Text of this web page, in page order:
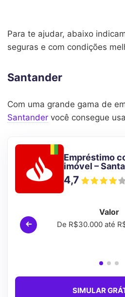
Para te ajudar, abaixo
seguras e com condições
Santander
Com uma grande gama de
Santander você consegue
Empréstimo
imóvel –
4,7
Valor
De R$30.000 até
SIMULAR